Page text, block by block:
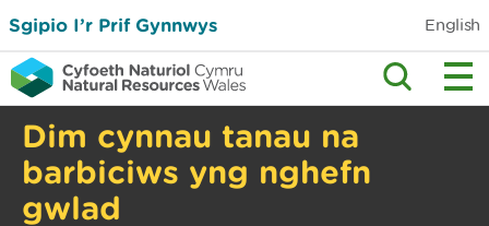
Sgipio I’r Prif Gynnwys English
Dim cynnau tanau na
barbiciws yng nghefn
gwlad